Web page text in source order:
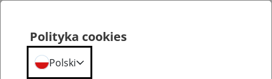
Polityka cookies
Polski